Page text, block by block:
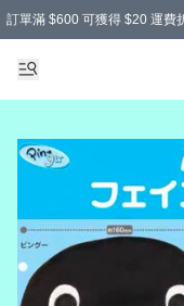
訂單滿 $600 可獲得 $20 運費